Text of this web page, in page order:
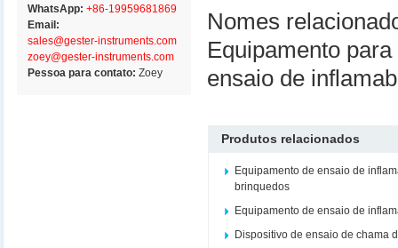
WhatsApp: +86-19959681869
Email:
sales@gester-instruments.com
zoey@gester-instruments.com
Pessoa para contato:Zoey
Nomes
Equipamento
ensaio de
Produtos relacionados
Equipamento de ensaio de
brinquedos
Equipamento de ensaio de
Dispositivo de ensaio de chama